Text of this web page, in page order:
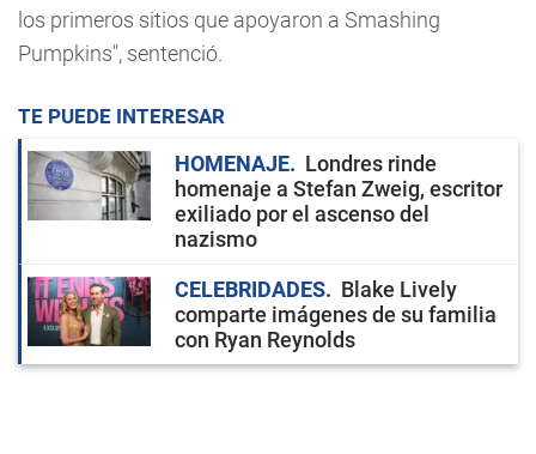
los primeros sitios que apoyaron a Smashing
Pumpkins", sentenció.
TE PUEDE INTERESAR
HOMENAJE
Londres rinde
homenaje a Stefan Zweig, escritor
exiliado por el ascenso del
nazismo
CELEBRIDADES
Blake Lively
comparte imágenes de su familia
con Ryan Reynolds